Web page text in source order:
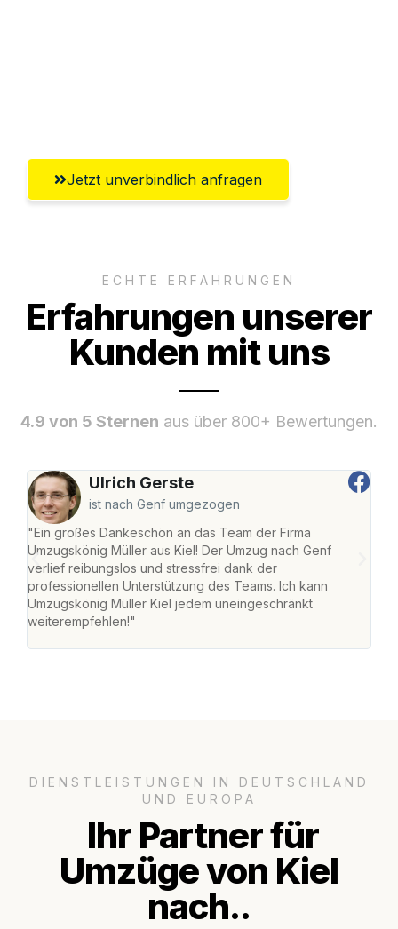
Jetzt unverbindlich anfragen
ECHTE ERFAHRUNGEN
Erfahrungen unserer
Kunden mit uns
4.9 von 5 Sternen aus über 800+ Bewertungen.
Ulrich Gerste
ist nach Genf umgezogen
"Ein großes Dankeschön an das Team der Firma
Umzugskönig Müller aus Kiel! Der Umzug nach Genf
verlief reibungslos und stressfrei dank der
professionellen Unterstützung des Teams. Ich kann
Umzugskönig Müller Kiel jedem uneingeschränkt
weiterempfehlen!"
DIENSTLEISTUNGEN IN DEUTSCHLAND
UND EUROPA
Ihr Partner für
Umzüge von Kiel
nach..